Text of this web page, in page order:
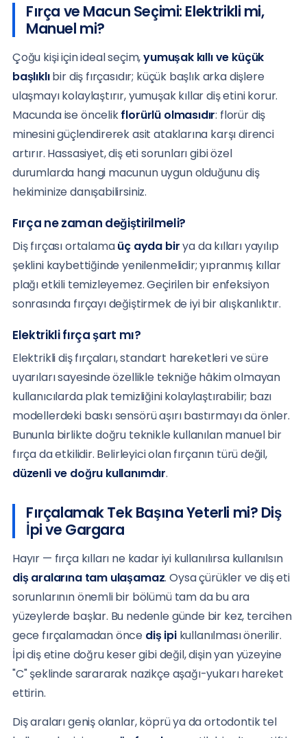
Fırça ve Macun Seçimi: Elektrikli mi,
Manuel mi?
Çoğu kişi için ideal seçim,yumuşak kıllı ve küçük
başlıklıbir diş fırçasıdır; küçük başlık arka dişlere
ulaşmayı kolaylaştırır, yumuşak kıllar diş etini korur.
Macunda ise öncelikflorürlü olmasıdır: florür diş
minesini güçlendirerek asit ataklarına karşı direnci
artırır. Hassasiyet, diş eti sorunları gibi özel
durumlarda hangi macunun uygun olduğunu diş
hekiminize danışabilirsiniz.
Fırça ne zaman değiştirilmeli?
Diş fırçası ortalamaüç ayda birya da kılları yayılıp
şeklini kaybettiğinde yenilenmelidir; yıpranmış kıllar
plağı etkili temizleyemez. Geçirilen bir enfeksiyon
sonrasında fırçayı değiştirmek de iyi bir alışkanlıktır.
Elektrikli fırça şart mı?
Elektrikli diş fırçaları, standart hareketleri ve süre
uyarıları sayesinde özellikle tekniğe hâkim olmayan
kullanıcılarda plak temizliğini kolaylaştırabilir; bazı
modellerdeki baskı sensörü aşırı bastırmayı da önler.
Bununla birlikte doğru teknikle kullanılan manuel bir
fırça da etkilidir. Belirleyici olan fırçanın türü değil,
düzenli ve doğru kullanımdır.
Fırçalamak Tek Başına Yeterli mi? Diş
İpi ve Gargara
Hayır — fırça kılları ne kadar iyi kullanılırsa kullanılsın
diş aralarına tam ulaşamaz. Oysa çürükler ve diş eti
sorunlarının önemli bir bölümü tam da bu ara
yüzeylerde başlar. Bu nedenle günde bir kez, tercihen
gece fırçalamadan önce diş ipikullanılması önerilir.
İpi diş etine doğru keser gibi değil, dişin yan yüzeyine
"C" şeklinde sarararak nazikçe aşağı-yukarı hareket
ettirin.
Diş araları geniş olanlar, köprü ya da ortodontik tel